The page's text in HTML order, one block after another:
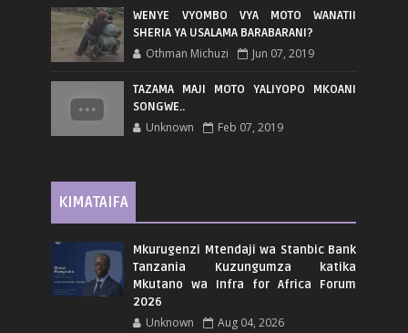
WENYE VYOMBO VYA MOTO WANATII
SHERIA YA USALAMA BARABARANI?
Othman Michuzi Jun 07, 2019
TAZAMA MAJI MOTO YALIYOPO MKOANI
SONGWE..
Unknown Feb 07, 2019
KIMATAIFA
Mkurugenzi Mtendaji wa Stanbic Bank
Tanzania Kuzungumza katika
Mkutano wa Infra for Africa Forum
2026
Unknown Aug 04, 2026